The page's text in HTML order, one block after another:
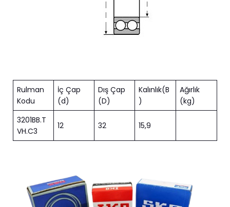
Rulman
Kodu
İç Çap
(d)
Dış Çap
(D)
Kalınlık(B
)
Ağırlık
(kg)
3201BB.T
VH.C3
12 32 15,9